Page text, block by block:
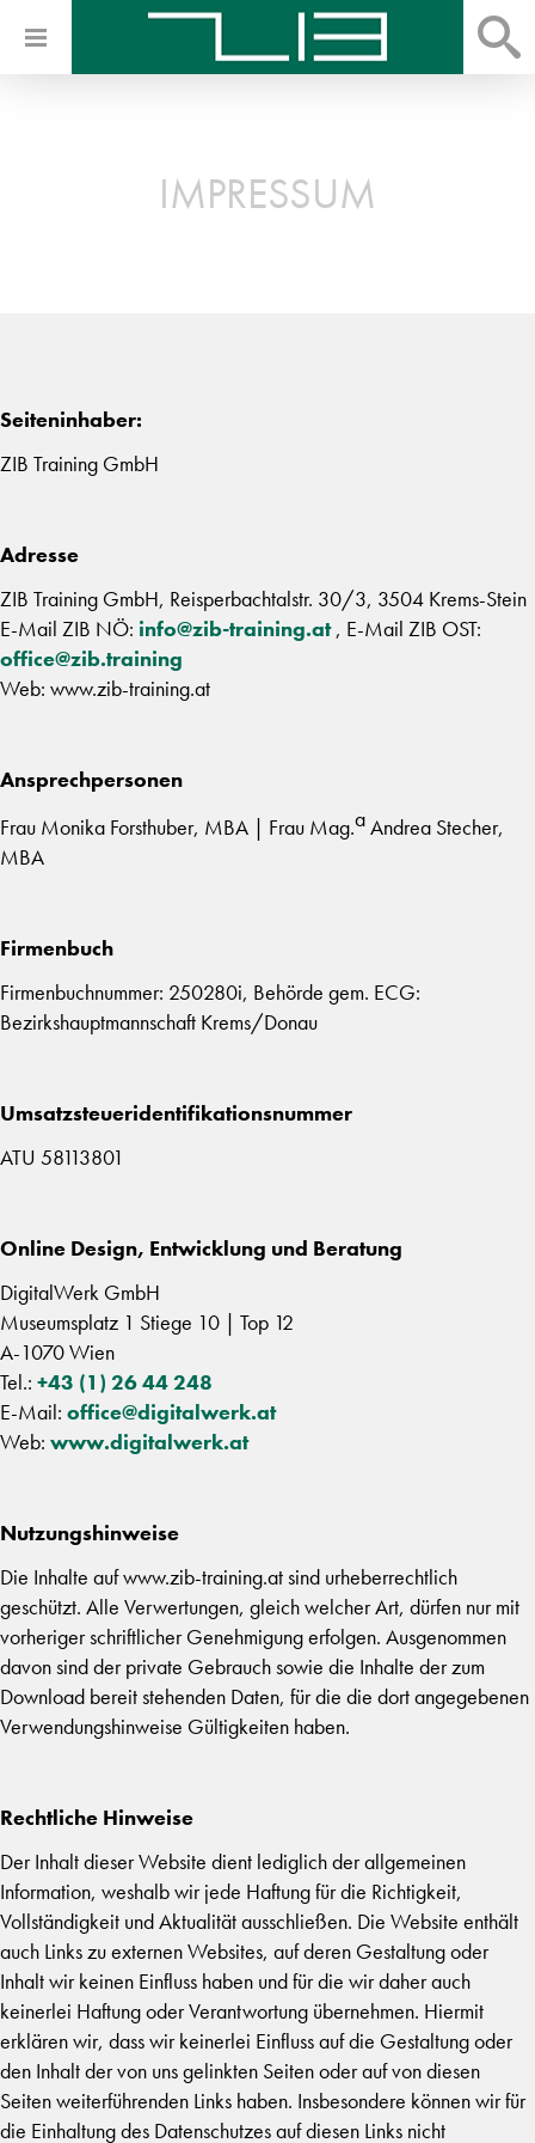
IMPRESSUM
Seiteninhaber:
ZIB Training GmbH
Adresse
ZIB Training GmbH, Reisperbachtalstr. 30/3, 3504 Krems-Stein
E-Mail ZIB NÖ: info@zib-training.at, E-Mail ZIB OST:
office@zib.training
Web: www.zib-training.at
Ansprechpersonen
Frau Monika Forsthuber, MBA | Frau Mag.aAndrea Stecher,
MBA
Firmenbuch
Firmenbuchnummer: 250280i, Behörde gem. ECG:
Bezirkshauptmannschaft Krems/Donau
Umsatzsteueridentifikationsnummer
ATU 58113801
Online Design, Entwicklung und Beratung
DigitalWerk GmbH
Museumsplatz 1 Stiege 10 | Top 12
A-1070 Wien
Tel.: +43 (1) 26 44 248
E-Mail: office@digitalwerk.at
Web: www.digitalwerk.at
Nutzungshinweise
Die Inhalte auf www.zib-training.at sind urheberrechtlich
geschützt. Alle Verwertungen, gleich welcher Art, dürfen nur mit
vorheriger schriftlicher Genehmigung erfolgen. Ausgenommen
davon sind der private Gebrauch sowie die Inhalte der zum
Download bereit stehenden Daten, für die die dort angegebenen
Verwendungshinweise Gültigkeiten haben.
Rechtliche Hinweise
Der Inhalt dieser Website dient lediglich der allgemeinen
Information, weshalb wir jede Haftung für die Richtigkeit,
Vollständigkeit und Aktualität ausschließen. Die Website enthält
auch Links zu externen Websites, auf deren Gestaltung oder
Inhalt wir keinen Einfluss haben und für die wir daher auch
keinerlei Haftung oder Verantwortung übernehmen. Hiermit
erklären wir, dass wir keinerlei Einfluss auf die Gestaltung oder
den Inhalt der von uns gelinkten Seiten oder auf von diesen
Seiten weiterführenden Links haben. Insbesondere können wir für
die Einhaltung des Datenschutzes auf diesen Links nicht